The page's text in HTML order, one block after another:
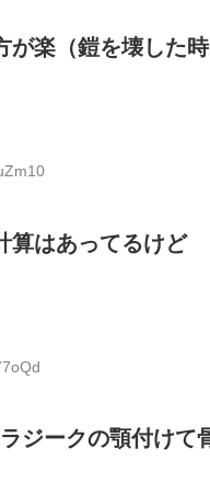
楽（鎧を壊した
算はあってるけど
ジークの顎付けて